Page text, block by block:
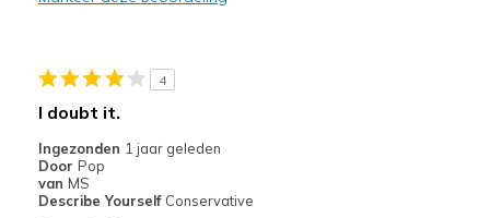
Travel
Width
Feels true to width
Sizing
View On Shoes
Shoes are for Wearing
4
I doubt it.
Ingezonden 1 jaar geleden
Door Pop
van MS
Describe Yourself Conservative